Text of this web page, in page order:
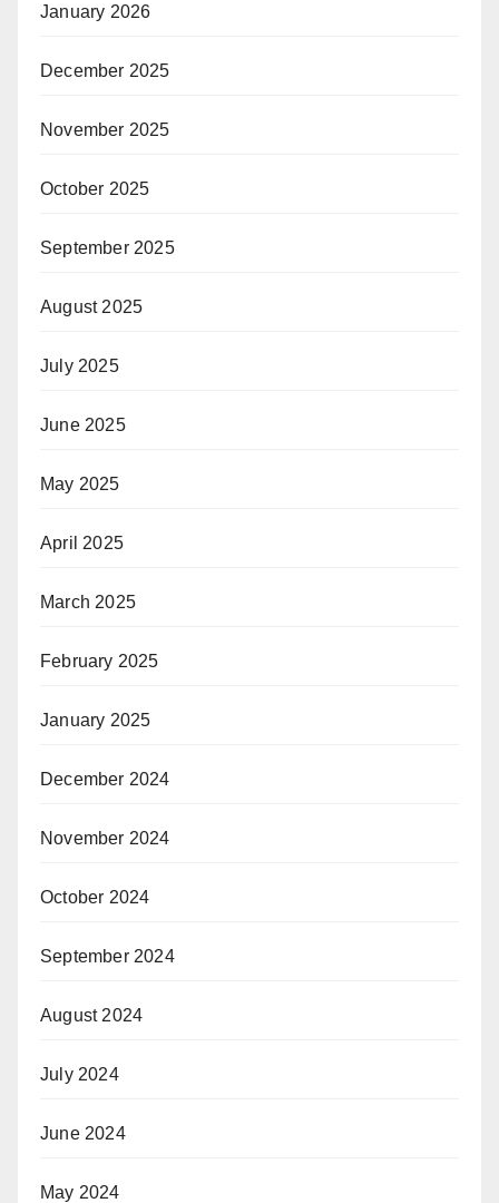
January 2026
December 2025
November 2025
October 2025
September 2025
August 2025
July 2025
June 2025
May 2025
April 2025
March 2025
February 2025
January 2025
December 2024
November 2024
October 2024
September 2024
August 2024
July 2024
June 2024
May 2024